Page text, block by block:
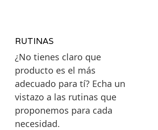
RUTINAS
¿No tienes claro que
producto es el más
adecuado para tí? Echa un
vistazo a las rutinas que
proponemos para cada
necesidad.